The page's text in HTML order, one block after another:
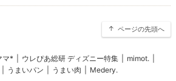
ページの先頭へ
マ* ウレぴあ総研 ディズニー特集 mimot.
うまいパン うまい肉 Medery.